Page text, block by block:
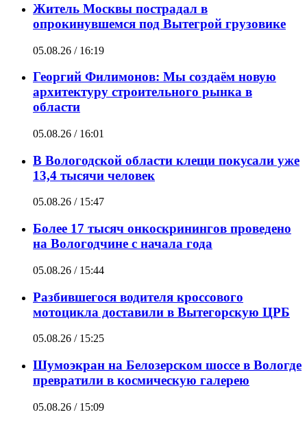
Житель Москвы пострадал в
опрокинувшемся под Вытегрой грузовике
05.08.26 / 16:19
Георгий Филимонов: Мы создаём новую
архитектуру строительного рынка в
области
05.08.26 / 16:01
В Вологодской области клещи покусали уже
13,4 тысячи человек
05.08.26 / 15:47
Более 17 тысяч онкоскринингов проведено
на Вологодчине с начала года
05.08.26 / 15:44
Разбившегося водителя кроссового
мотоцикла доставили в Вытегорскую ЦРБ
05.08.26 / 15:25
Шумоэкран на Белозерском шоссе в Вологде
превратили в космическую галерею
05.08.26 / 15:09